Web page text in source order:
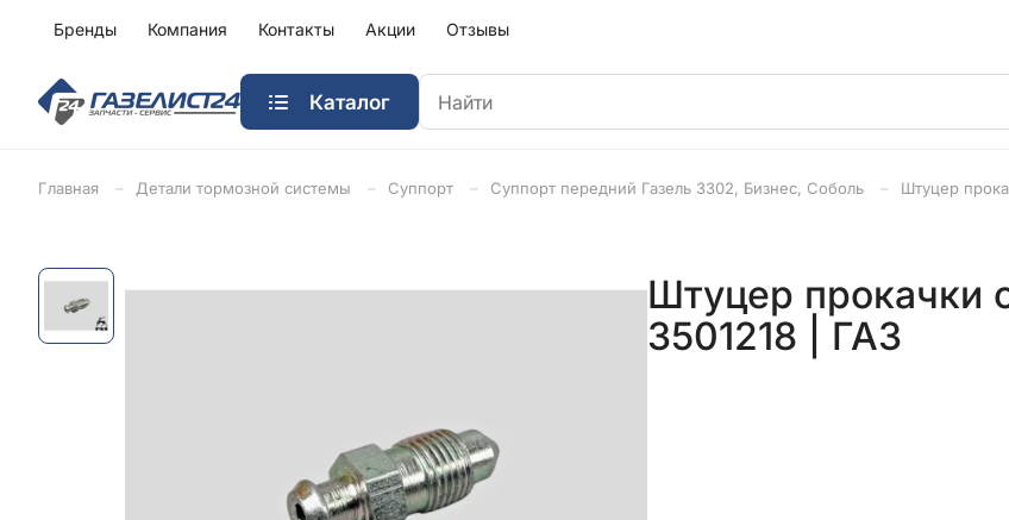
Бренды Компания Контакты Акции Отзывы
Каталог
Главная Детали тормозной системы Суппорт Суппорт передний Газель 3302, Бизнес, Соболь Штуцер
Штуцер прокачки
3501218 | ГАЗ